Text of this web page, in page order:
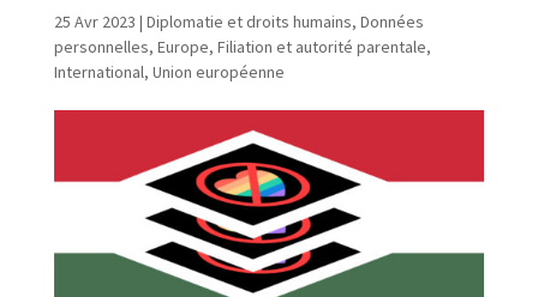
25 Avr 2023 | Diplomatie et droits humains, Données
personnelles, Europe, Filiation et autorité parentale,
International, Union européenne